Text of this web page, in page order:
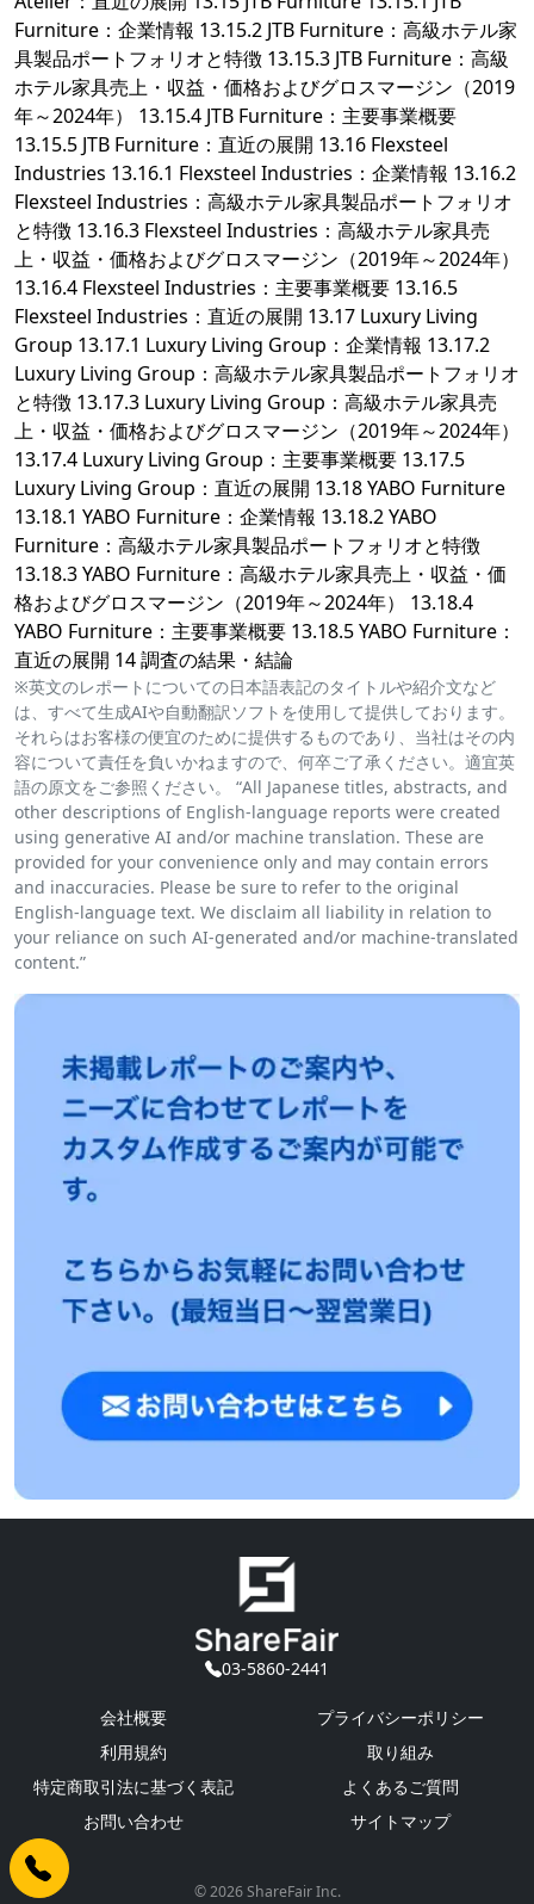
Furniture：企業情報 13.15.2 JTB Furniture：高級ホテル家
具製品ポートフォリオと特徴 13.15.3 JTB Furniture：高級
ホテル家具売上・収益・価格およびグロスマージン（2019
年～2024年） 13.15.4 JTB Furniture：主要事業概要
13.15.5 JTB Furniture：直近の展開 13.16 Flexsteel
Industries 13.16.1 Flexsteel Industries：企業情報 13.16.2
Flexsteel Industries：高級ホテル家具製品ポートフォリオ
と特徴 13.16.3 Flexsteel Industries：高級ホテル家具売
上・収益・価格およびグロスマージン（2019年～2024年）
13.16.4 Flexsteel Industries：主要事業概要 13.16.5
Flexsteel Industries：直近の展開 13.17 Luxury Living
Group 13.17.1 Luxury Living Group：企業情報 13.17.2
Luxury Living Group：高級ホテル家具製品ポートフォリオ
と特徴 13.17.3 Luxury Living Group：高級ホテル家具売
上・収益・価格およびグロスマージン（2019年～2024年）
13.17.4 Luxury Living Group：主要事業概要 13.17.5
Luxury Living Group：直近の展開 13.18 YABO Furniture
13.18.1 YABO Furniture：企業情報 13.18.2 YABO
Furniture：高級ホテル家具製品ポートフォリオと特徴
13.18.3 YABO Furniture：高級ホテル家具売上・収益・価
格およびグロスマージン（2019年～2024年） 13.18.4
YABO Furniture：主要事業概要 13.18.5 YABO Furniture：
直近の展開 14 調査の結果・結論
※英文のレポートについての日本語表記のタイトルや紹介文など
は、すべて生成AIや自動翻訳ソフトを使用して提供しております。
それらはお客様の便宜のために提供するものであり、当社はその内
容について責任を負いかねますので、何卒ご了承ください。適宜英
語の原文をご参照ください。 “All Japanese titles, abstracts, and
other descriptions of English-language reports were created
using generative AI and/or machine translation. These are
provided for your convenience only and may contain errors
and inaccuracies. Please be sure to refer to the original
English-language text. We disclaim all liability in relation to
your reliance on such AI-generated and/or machine-translated
content.”
03-5860-2441
会社概要
プライバシーポリシー
利用規約
取り組み
特定商取引法に基づく表記
よくあるご質問
お問い合わせ
サイトマップ
© 2026 ShareFair Inc.